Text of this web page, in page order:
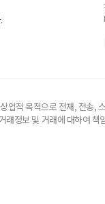
업적 목적으로 전재, 전송,
정보 및 거래에 대하여 책